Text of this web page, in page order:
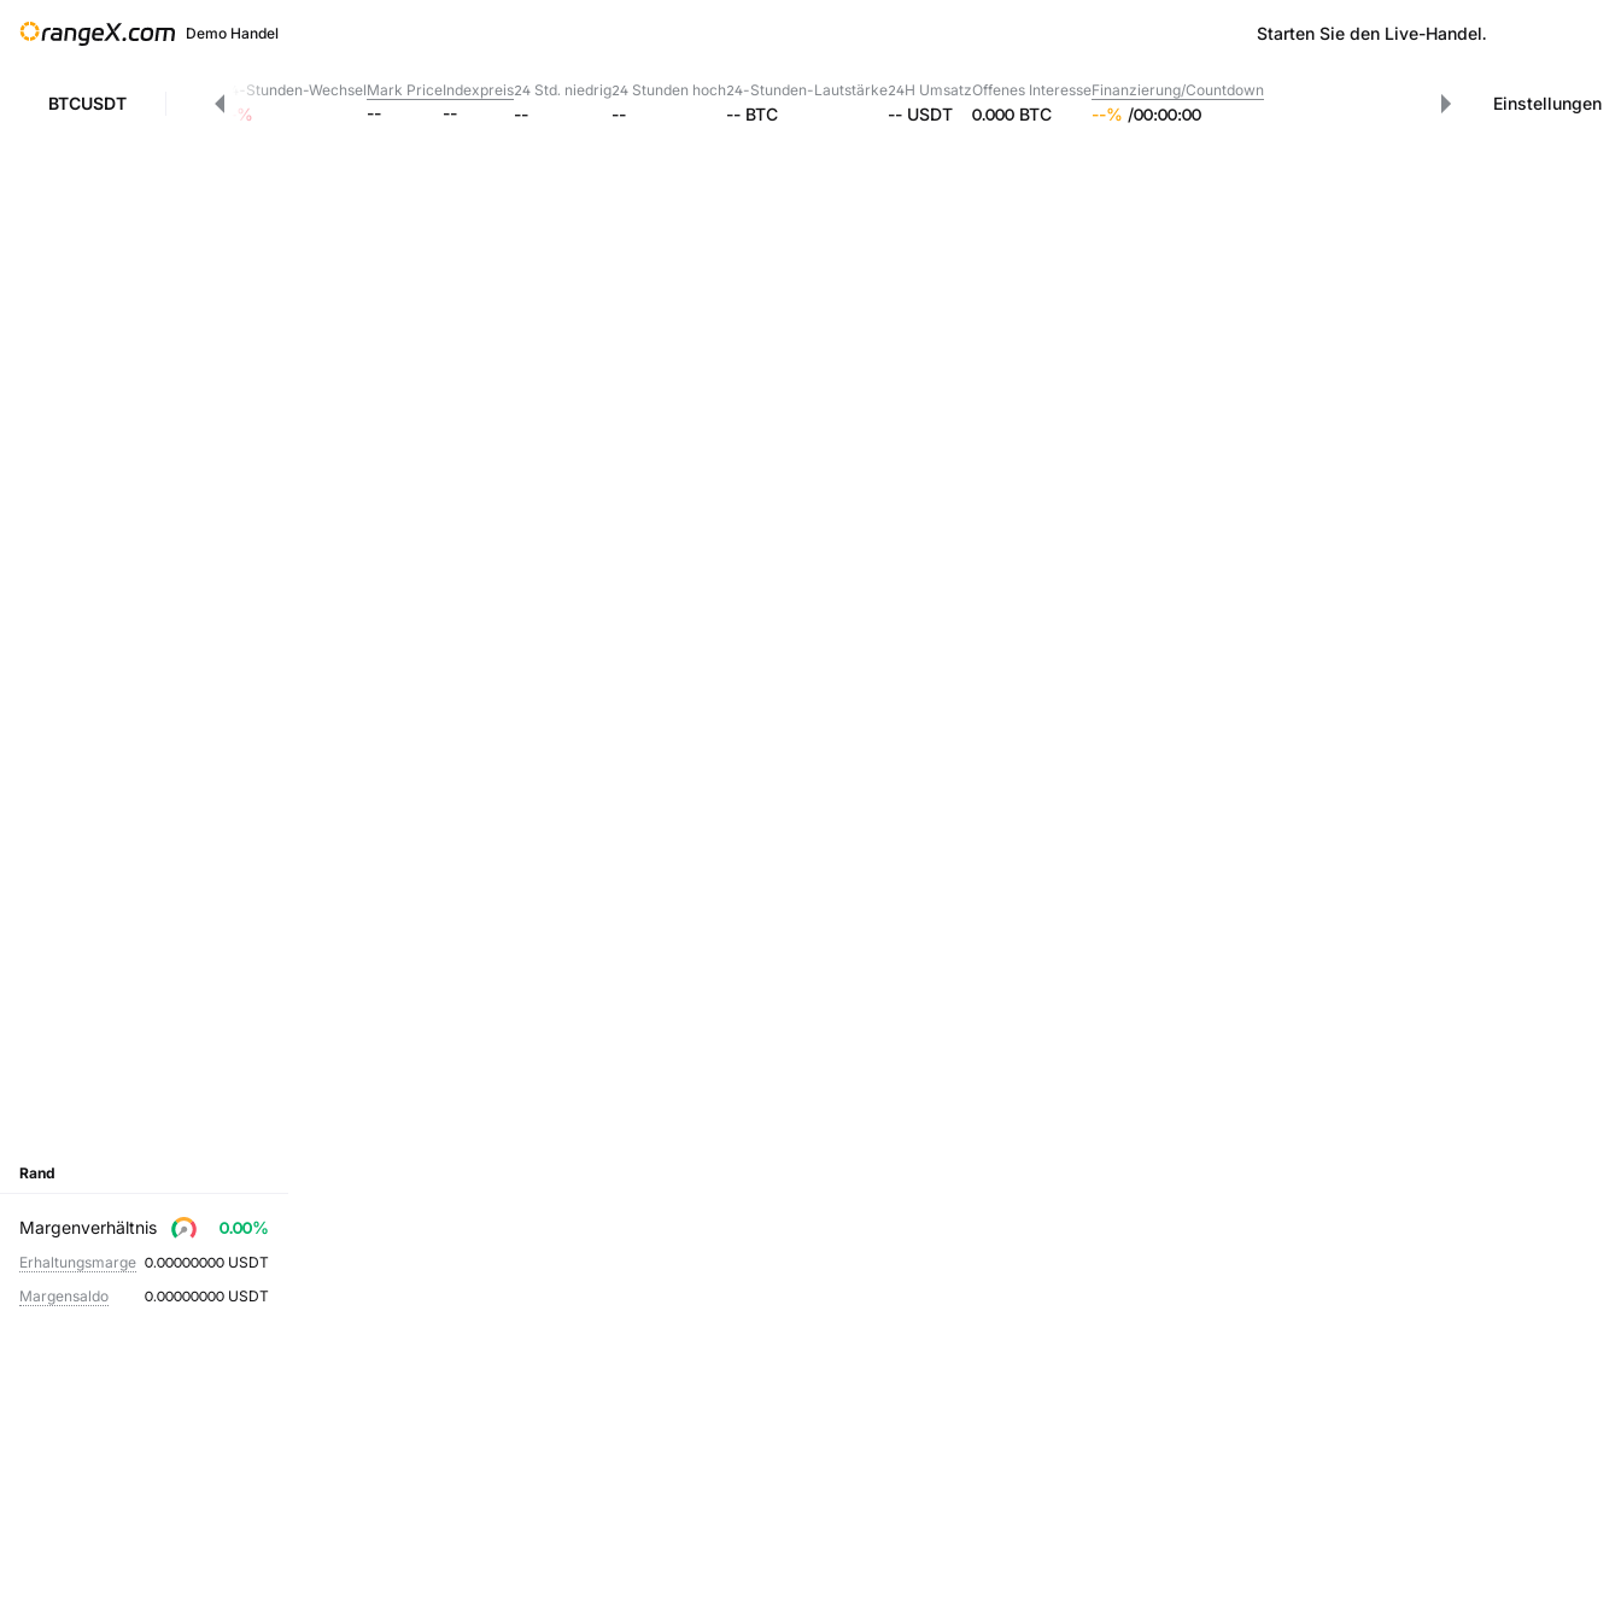
Demo Handel Starten Sie den Live-Handel.
BTCUSDT --
24-Stunden-Wechsel
-- %
Mark Price
--
Indexpreis
--
24 Std. niedrig
--
24 Stunden hoch
--
24-Stunden-Lautstärke
-- BTC
24H Umsatz
-- USDT
Offenes Interesse
0.000 BTC
Finanzierung/Countdown
--% /00:00:00
Einstellungen
Rand
Margenverhältnis 0.00%
Erhaltungsmarge 0.00000000 USDT
Margensaldo
0.00000000 USDT